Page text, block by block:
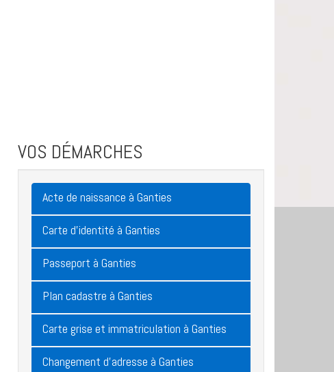
VOS DÉMARCHES
Acte de naissance à Ganties
Carte d'identité à Ganties
Passeport à Ganties
Plan cadastre à Ganties
Carte grise et immatriculation à Ganties
Changement d'adresse à Ganties